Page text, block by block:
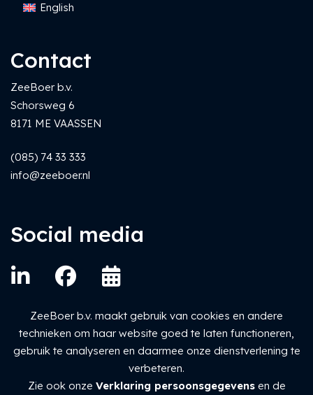
English
Contact
ZeeBoer b.v.
Schorsweg 6
8171 ME VAASSEN
(085) 74 33 333
info@zeeboer.nl
Social media
ZeeBoer b.v. maakt gebruik van cookies en andere
technieken om haar website goed te laten functioneren,
gebruik te analyseren en daarmee onze dienstverlening te
verbeteren.
Zie ook onze Verklaring persoonsgegevensen de